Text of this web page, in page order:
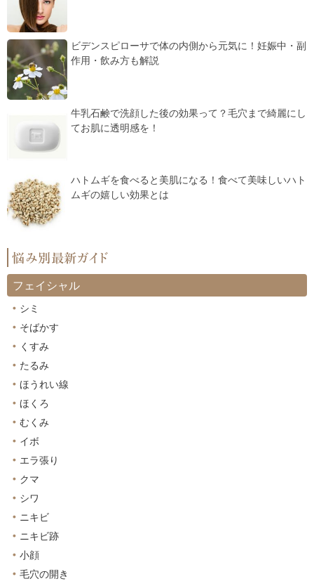
ビデンスピローサで体の内側から元気に！妊娠中・副
作用・飲み方も解説
牛乳石鹸で洗顔した後の効果って？毛穴まで綺麗にし
てお肌に透明感を！
ハトムギを食べると美肌になる！食べて美味しいハト
ムギの嬉しい効果とは
フェイシャル
シミ
そばかす
くすみ
たるみ
ほうれい線
ほくろ
むくみ
イボ
エラ張り
クマ
シワ
ニキビ
ニキビ跡
小顔
毛穴の開き